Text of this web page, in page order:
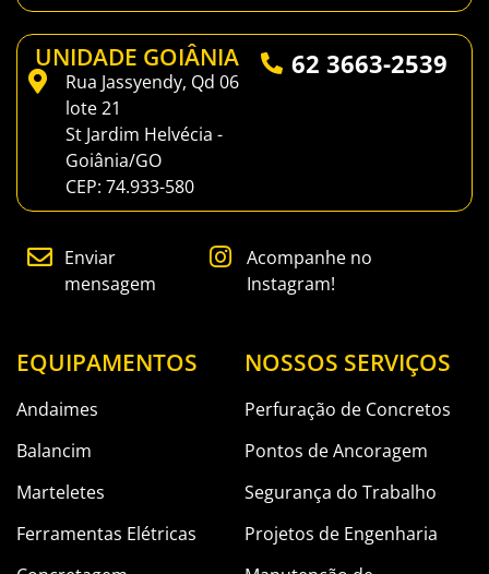
UNIDADE GOIÂNIA
Rua Jassyendy, Qd 06
lote 21
St Jardim Helvécia -
Goiânia/GO
CEP: 74.933-580
62 3663-2539
Enviar
mensagem
Acompanhe no
Instagram!
EQUIPAMENTOS
Andaimes
Balancim
Marteletes
Ferramentas Elétricas
NOSSOS SERVIÇOS
Perfuração de Concretos
Pontos de Ancoragem
Segurança do Trabalho
Projetos de Engenharia